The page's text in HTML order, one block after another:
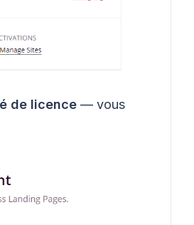
de licence— vous